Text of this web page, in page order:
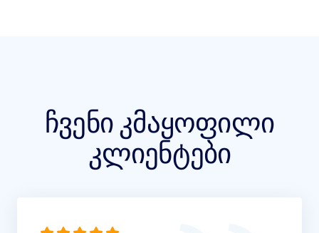
ჩვენი კმაყოფილი
კლიენტები